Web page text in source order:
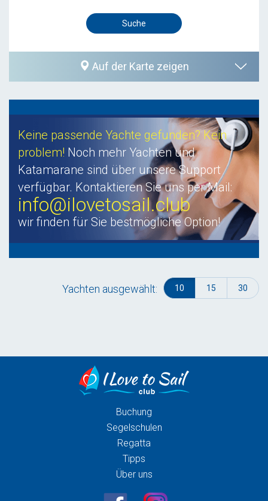
Auf der Karte zeigen
Keine passende Yachte gefunden? Kein
problem! Noch mehr Yachten und
Katamarane sind über unsere Support
verfügbar. Kontaktieren Sie uns per Mail:
info@ilovetosail.club
wir finden für Sie bestmögliche Option!
Yachten ausgewählt: 10 15 30
Buchung
Segelschulen
Regatta
Tipps
Über uns